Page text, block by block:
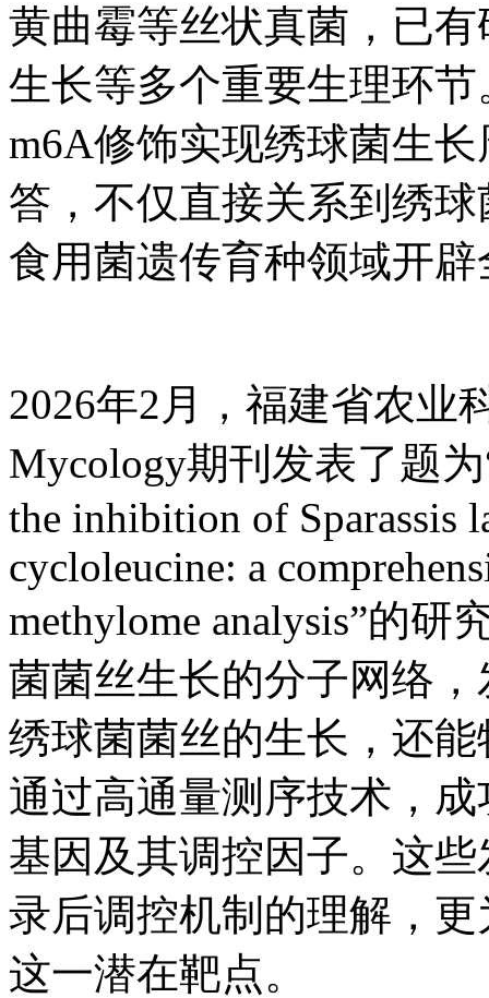
黄曲霉等丝状真菌，已
生长等多个重要生理环
m6A修饰实现绣球菌生
答，不仅直接关系到绣
食用菌遗传育种领域开
2026年2月，福建省农业
Mycology期刊发表了题为
the inhibition of Sparassis
cycloleucine: a
methylome analysis”的
菌菌丝生长的分子网络
绣球菌菌丝的生长，还
通过高通量测序技术，
基因及其调控因子。这
录后调控机制的理解，
这一潜在靶点。